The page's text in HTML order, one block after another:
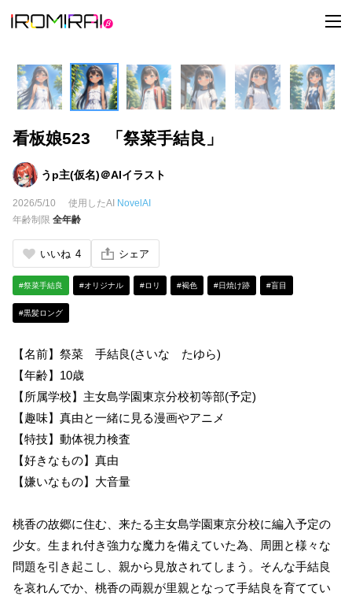
t
o
l
e
n
a
v
看板娘523 「祭菜手結良」
うp主(仮名)＠AIイラスト
2026/5/10 使用したAI NovelAI
年齢制限 全年齢
いいね 4 シェア
#祭菜手結良 #オリジナル #ロリ #褐色 #日焼け跡 #盲目
#黒髪ロング
【名前】祭菜 手結良(さいな たゆら)
【年齢】10歳
【所属学校】主女島学園東京分校初等部(予定)
【趣味】真由と一緒に見る漫画やアニメ
【特技】動体視力検査
【好きなもの】真由
【嫌いなもの】大音量
桃香の故郷に住む、来たる主女島学園東京分校に編入予定の
少女。生まれ付き強力な魔力を備えていた為、周囲と様々な
問題を引き起こし、親から見放されてしまう。そんな手結良
を哀れんでか、桃香の両親が里親となって手結良を育ててい